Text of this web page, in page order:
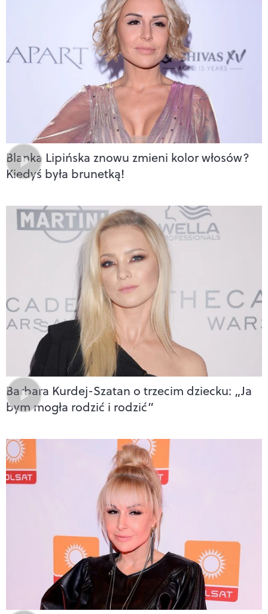
Blanka Lipińska znowu zmieni kolor włosów?
Kiedyś była brunetką!
Barbara Kurdej-Szatan o trzecim dziecku: „Ja
bym mogła rodzić i rodzić”